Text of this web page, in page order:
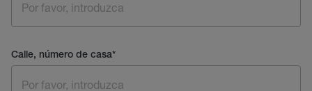
Calle, número de casa*